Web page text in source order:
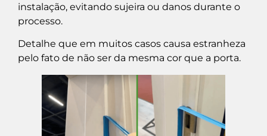
instalação, evitando sujeira ou danos durante o
processo.
Detalhe que em muitos casos causa estranheza
pelo fato de não ser da mesma cor que a porta.